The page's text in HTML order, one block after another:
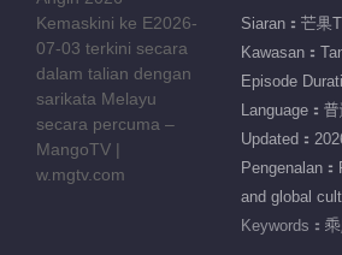
Siaran：芒果
Kawasan：
Episode
Language：
Updated：
Pengenalan
and global
Keywords：